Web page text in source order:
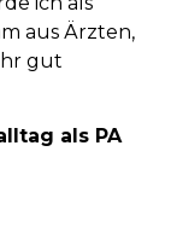
aus Ärzten,
gut
als PA